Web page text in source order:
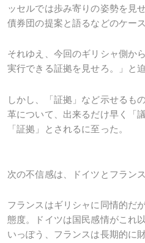
ッセルでは歩み寄りの姿勢を見
債券団の提案と語るなどのケー
それゆえ、今回のギリシャ側か
実行できる証拠を見せろ。」と迫
しかし、「証拠」など示せるも
革について、出来るだけ早く「
「証拠」とされるに至った。
次の不信感は、ドイツとフランス
フランスはギリシャに同情的だ
態度。ドイツは国民感情がこれ
いっぽう、フランスは長期的に